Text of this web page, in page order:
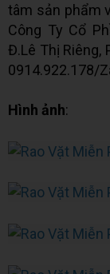
tâm sản phẩm
Công Ty Cổ
Đ.Lê Thị Riêng,
0914.922.178/
Hình ảnh: